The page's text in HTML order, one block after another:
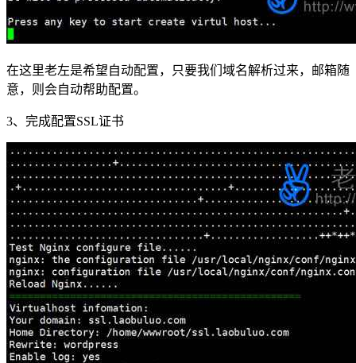
在这里老左是希望自动配置，只要我们域名解析过来，邮箱随
意，则会自动帮助配置。
3、完成配置SSL证书